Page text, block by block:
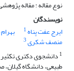
نوع مقاله : مقاله
نویسندگان
ایرج عفت پناه1
منصف شکری3
1 دانشجوی دکتری
طبیعی، دانشگاه گیلان،